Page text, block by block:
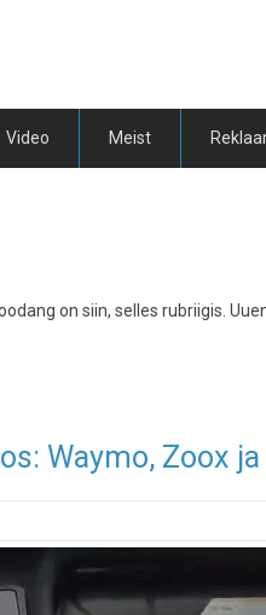
Video Meist
on siin, selles rubriigis.
Waymo, Zoox ja